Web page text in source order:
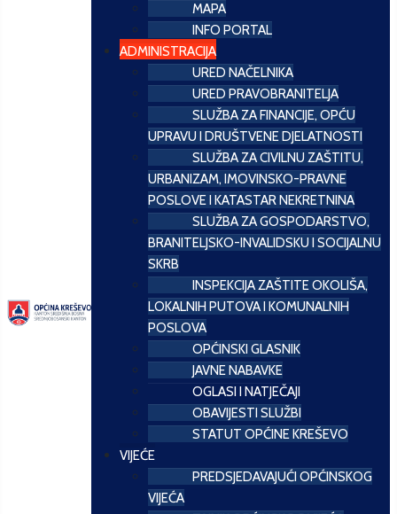
MAPA
INFO PORTAL
ADMINISTRACIJA
URED NAČELNIKA
URED PRAVOBRANITELJA
SLUŽBA ZA FINANCIJE, OPĆU
UPRAVU I DRUŠTVENE DJELATNOSTI
SLUŽBA ZA CIVILNU ZAŠTITU,
URBANIZAM, IMOVINSKO-PRAVNE
POSLOVE I KATASTAR NEKRETNINA
SLUŽBA ZA GOSPODARSTVO,
BRANITELJSKO-INVALIDSKU I SOCIJALNU
SKRB
INSPEKCIJA ZAŠTITE OKOLIŠA,
LOKALNIH PUTOVA I KOMUNALNIH
POSLOVA
OPĆINSKI GLASNIK
JAVNE NABAVKE
OGLASI I NATJEČAJI
OBAVIJESTI SLUŽBI
STATUT OPĆINE KREŠEVO
VIJEĆE
PREDSJEDAVAJUĆI OPĆINSKOG
VIJEĆA